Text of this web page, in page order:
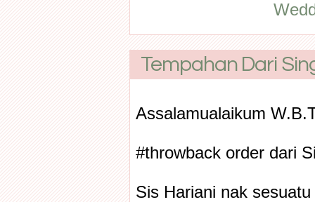
Tempahan Dari
Assalamualaikum
#throwback order dari
Sis Hariani nak